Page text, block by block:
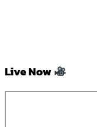
Live Now